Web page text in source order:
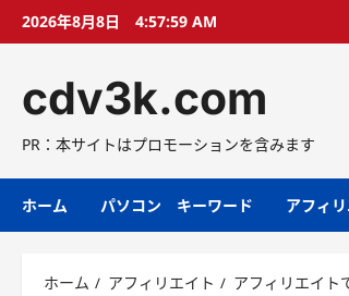
プ
2026年8月8日 4:58:00 AM
cdv3k.com
PR：本サイトはプロモーションを含みます
ホーム パソコン キーワード アフィ
ホーム アフィリエイト アフィリエイト